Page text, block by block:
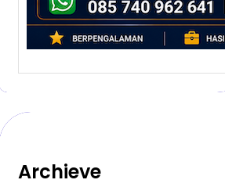
Archieve